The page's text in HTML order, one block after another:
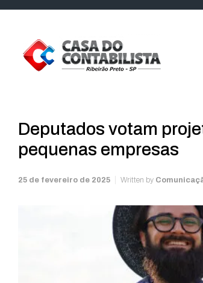
Deputados votam
pequenas empresas
25 de fevereiro de 2025 Written by